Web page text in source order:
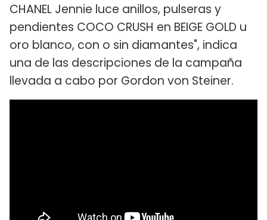
CHANEL Jennie luce anillos, pulseras y
pendientes COCO CRUSH en BEIGE GOLD u
oro blanco, con o sin diamantes", indica
una de las descripciones de la campaña
llevada a cabo por Gordon von Steiner.